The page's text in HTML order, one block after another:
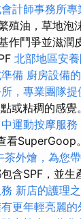
計師事務所專
殖油，草地泡
作鬥爭並滋潤
北部地區安
備 廚房設備
，專業團隊
或粘稠的感覺
運動按摩服務
看SuperGoop
茶外燴，為您
含SPF，並生
新店的護理
更年輕亮麗的